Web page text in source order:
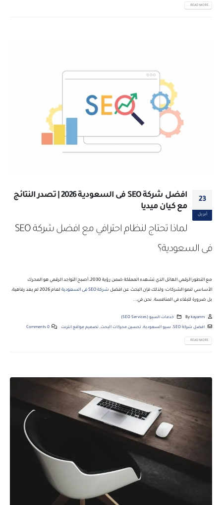
READ MORE...
23
أبريل
افضل شركة SEO فى السعودية 2026 | تصدر النتائج
مع كيان ميديا
لماذا تحتاج لنظام احترافي مع افضل شركة SEO
فى السعودية؟
مع التطور الرقمي الهائل الذي تشهده المملكة ضمن رؤية 2030، أصبح التواجد الرقمي هو المحرك
الأساسي لنمو الشركات؛ ولذلك فإن البحث عن افضل شركة SEO فى السعودية
لعام 2026 لم يعد رفاهية،
بل ضرورة للبقاء في المنافسة. نحن في...
By kayanm خدمات السيو (SEO Services)
افضل شركة SEO، سيو السعودية، تحسين محركات البحث , تصميم مواقع انترنت 0 Comments
READ MORE...